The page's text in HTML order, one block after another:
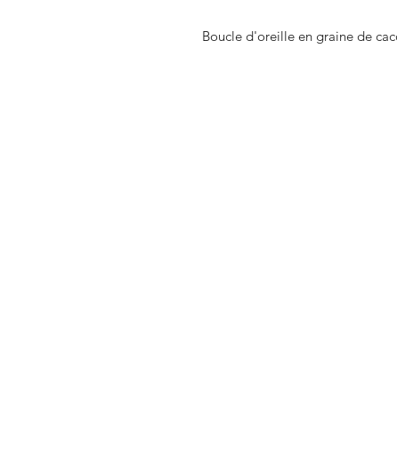
Boucle d'oreille en graine de